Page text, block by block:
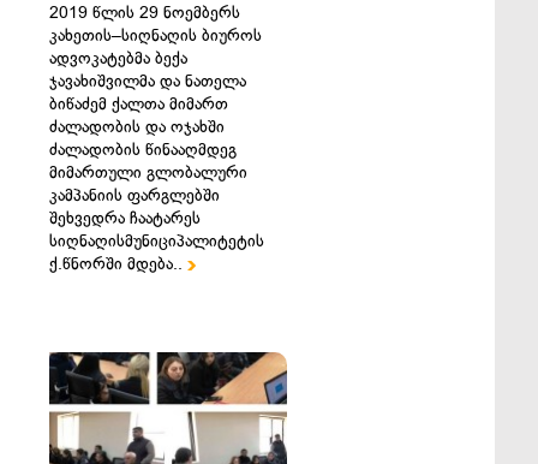
2019 წლის 29 ნოემბერს
კახეთის–სიღნაღის ბიუროს
ადვოკატებმა ბექა
ჯავახიშვილმა და ნათელა
ბიწაძემ ქალთა მიმართ
ძალადობის და ოჯახში
ძალადობის წინააღმდეგ
მიმართული გლობალური
კამპანიის ფარგლებში
შეხვედრა ჩაატარეს
სიღნაღისმუნიციპალიტეტის
ქ.წნორში მდება..